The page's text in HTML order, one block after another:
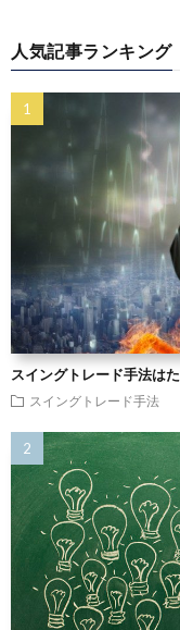
人気記事ランキング
スイングトレード手法は
スイングトレード手法